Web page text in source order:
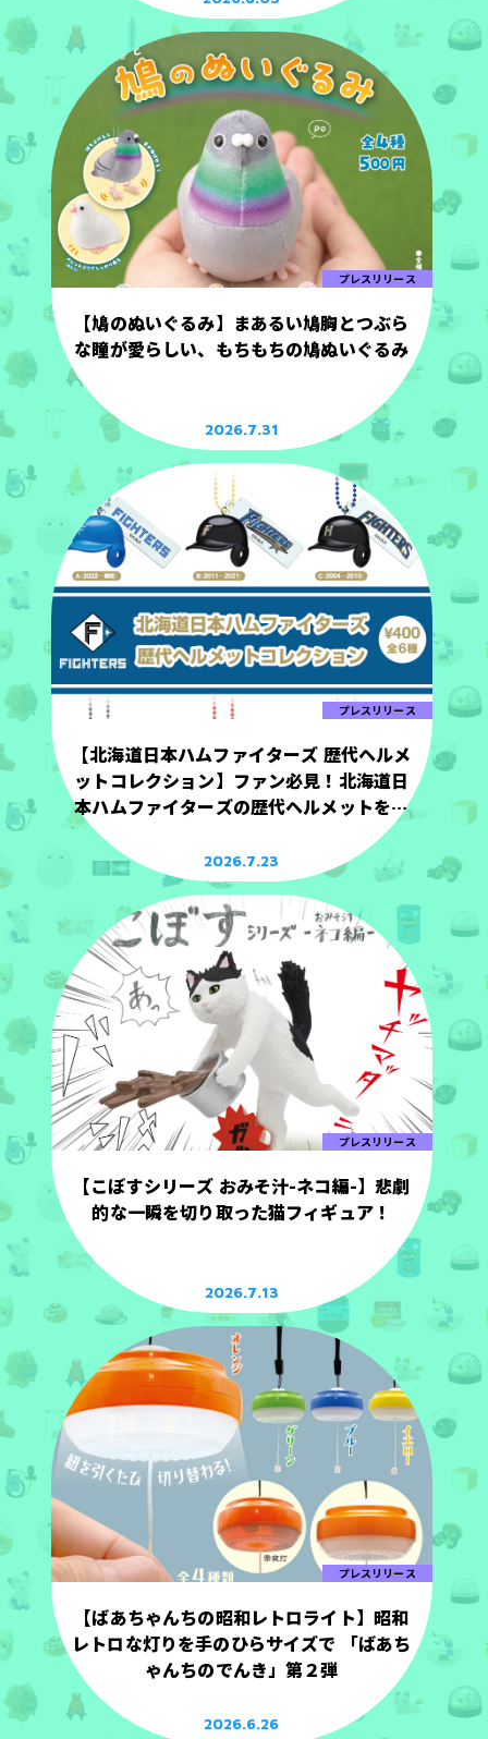
プレスリリース
【鳩のぬいぐるみ】まあるい鳩胸とつぶら
な瞳が愛らしい、もちもちの鳩ぬいぐるみ
2026.7.31
プレスリリース
【北海道日本ハムファイターズ 歴代ヘルメ
ットコレクション】ファン必見！北海道日
本ハムファイターズの歴代ヘルメットを手
2026.7.23
プレスリリース
【こぼすシリーズ おみそ汁-ネコ編-】悲劇
的な一瞬を切り取った猫フィギュア！
2026.7.13
プレスリリース
【ばあちゃんちの昭和レトロライト】昭和
レトロな灯りを手のひらサイズで 「ばあち
ゃんちのでんき」第２弾
2026.6.26